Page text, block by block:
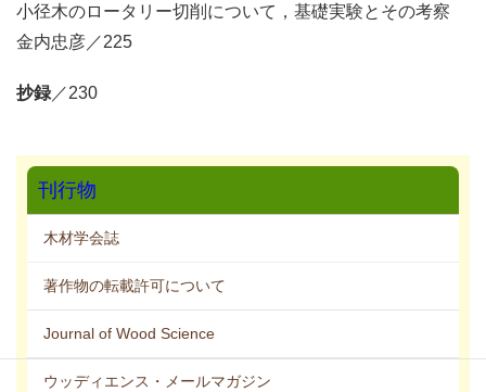
小径木のロータリー切削について，基礎実験とその考察
金内忠彦／225
抄録 ／230
刊行物
木材学会誌
著作物の転載許可について
Journal of Wood Science
ウッディエンス・メールマガジン